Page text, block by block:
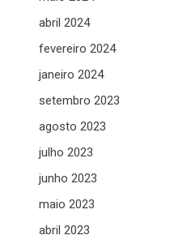
abril 2024
fevereiro 2024
janeiro 2024
setembro 2023
agosto 2023
julho 2023
junho 2023
maio 2023
abril 2023